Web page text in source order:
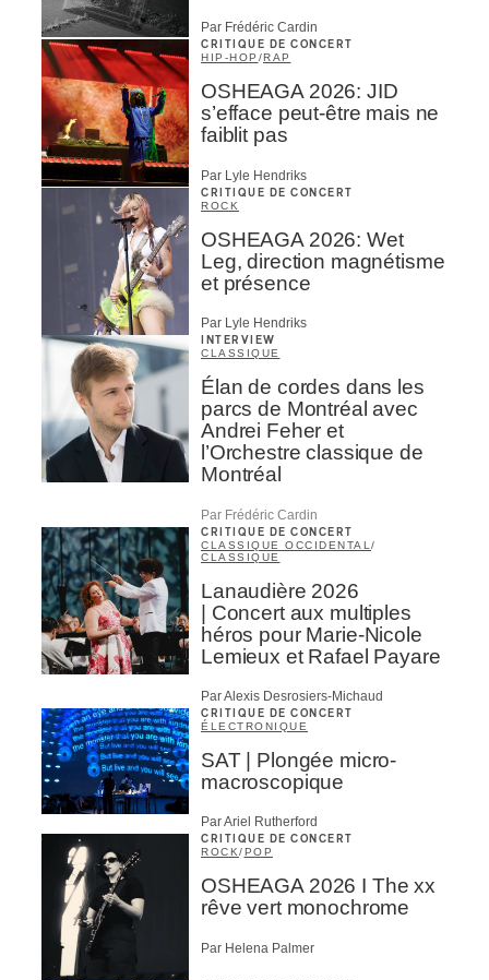
Par Frédéric Cardin
CRITIQUE DE CONCERT
HIP-HOP /RAP
OSHEAGA 2026: JID
s’efface peut-être mais ne
faiblit pas
Par Lyle Hendriks
CRITIQUE DE CONCERT
ROCK
OSHEAGA 2026: Wet
Leg, direction magnétisme
et présence
Par Lyle Hendriks
INTERVIEW
CLASSIQUE
Élan de cordes dans les
parcs de Montréal avec
Andrei Feher et
l’Orchestre classique de
Montréal
Par Frédéric Cardin
CRITIQUE DE CONCERT
CLASSIQUE OCCIDENTAL /
CLASSIQUE
Lanaudière 2026
| Concert aux multiples
héros pour Marie-Nicole
Lemieux et Rafael Payare
Par Alexis Desrosiers-Michaud
CRITIQUE DE CONCERT
ÉLECTRONIQUE
SAT | Plongée micro-
macroscopique
Par Ariel Rutherford
CRITIQUE DE CONCERT
ROCK/ POP
OSHEAGA 2026 I The xx
rêve vert monochrome
Par Helena Palmer